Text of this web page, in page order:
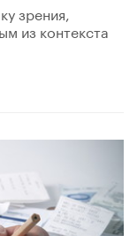
зрения,
из контекста